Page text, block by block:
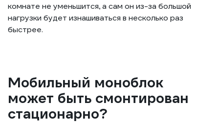
комнате не уменьшится, а сам он из-за большой
нагрузки будет изнашиваться в несколько раз
быстрее.
Мобильный моноблок
может быть смонтирован
стационарно?